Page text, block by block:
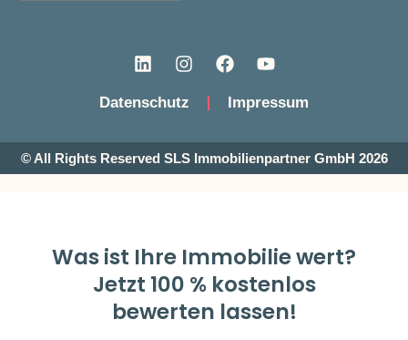
Datenschutz Impressum
© All Rights Reserved SLS Immobilienpartner GmbH 2026